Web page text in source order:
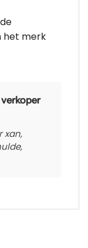
het merk
xan,